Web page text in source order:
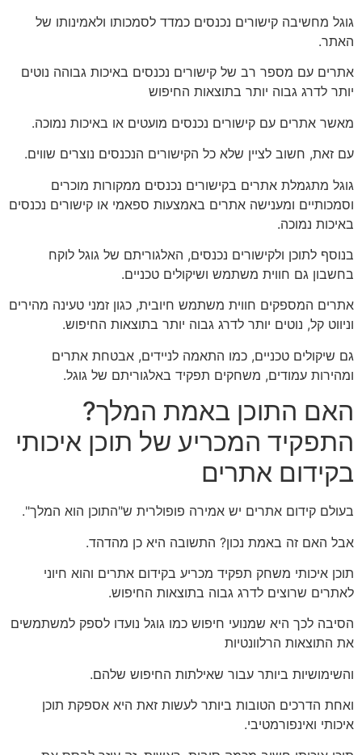
גוגל מחשיבה קישורים נכנסים כמדד לסמכותו ולאמינותו של
האתר.
אתרים עם מספר רב של קישורים נכנסים באיכות גבוהה נוטים
יותר לדרג גבוה יותר בתוצאות החיפוש
מאשר אתרים עם קישורים נכנסים מועטים או באיכות נמוכה.
עם זאת, חשוב לציין שלא כל הקישורים הנכנסים נוצרים שווים.
גוגל מתגמלת אתרים בקישורים נכנסים ממקורות מוכרים
וסמכותיים ומענישה אתרים באמצעות ספאמי או קישורים נכנסים
באיכות נמוכה.
בנוסף לתוכן ולקישורים נכנסים, האלגוריתם של גוגל לוקח
בחשבון גם חווית משתמש ושיקולים טכניים.
אתרים המספקים חווית משתמש חיובית, כגון זמני טעינה מהירים
וניווט קל, נוטים יותר לדרג גבוה יותר בתוצאות החיפוש.
גם שיקולים טכניים, כמו התאמה לניידים, אבטחת אתרים
ומהירות עמודים, משחקים תפקיד באלגוריתם של גוגל.
האם התוכן באמת המלך?
התפקיד המכריע של תוכן איכותי
בקידום אתרים
בעולם קידום אתרים יש אמירה פופולרית ש"התוכן הוא המלך".
אבל האם זה באמת נכון? התשובה היא כן מהדהד.
תוכן איכותי משחק תפקיד מכריע בקידום אתרים והוא חיוני
לאתרים שרוצים לדרג גבוה בתוצאות החיפוש.
הסיבה לכך היא שמנועי חיפוש כמו גוגל נועדו לספק למשתמשים
את התוצאות הרלוונטיות
והשימושיות ביותר עבור שאילתות החיפוש שלהם.
ואחת הדרכים הטובות ביותר לעשות זאת היא אספקת תוכן
איכותי ואינפורמטיבי.